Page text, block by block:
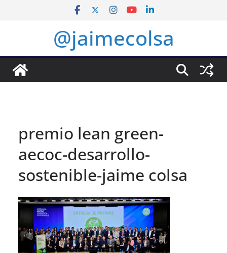
@jaimecolsa
premio lean green-
aecoc-desarrollo-
sostenible-jaime colsa